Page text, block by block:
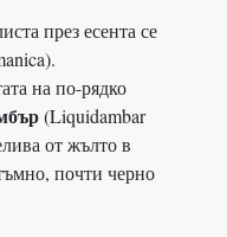
през есента се
на по-рядко
(Liquidambar
от жълто в
почти черно